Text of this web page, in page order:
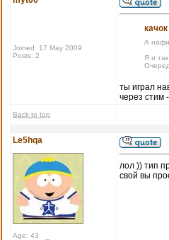
Joined: 17 May 2009
Posts: 2
А
Я и
ты играл
через стим
Back to top
Le5hqa
Age: 43
лол )) тип
свой вы